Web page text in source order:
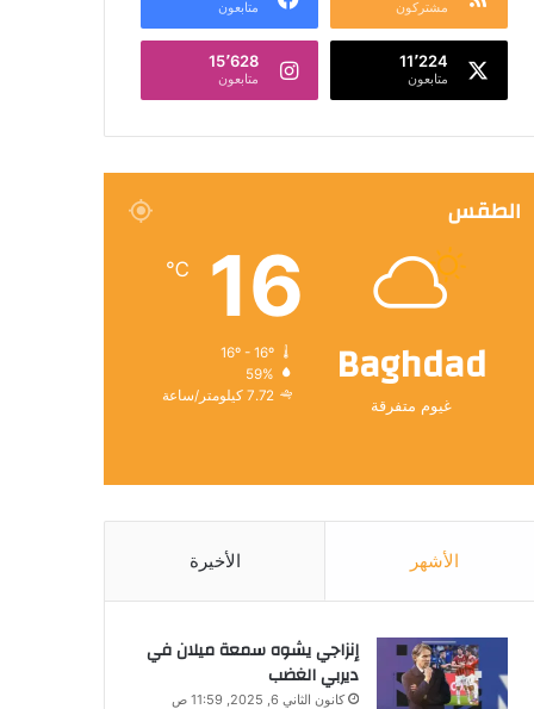
مشتركون متابعون
11٬224
متابعون
15٬628
متابعون
الطقس
Baghdad
غيوم متفرقة
16
℃
16º - 16º
59%
7.72 كيلومتر/ساعة
الأشهر الأخيرة
إنزاجي يشوه سمعة ميلان في
ديربي الغضب
كانون الثاني 6, 2025, 11:59 ص